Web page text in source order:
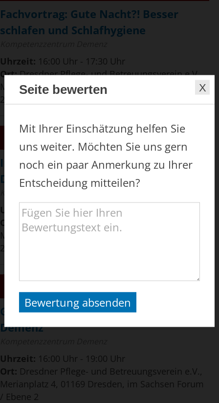
Fachvortrag: Gute Nacht?! Besser
schlafen und Schlafhygiene
Uhrzeit: 16:00 Uhr - 17:30 Uhr
Ort:Dresdner Pflege- und Betreuungsverein e.V.,
Merianplatz 4, 01169 Dresden, im Sachsen Forum,
2. Ebene
NOV2026
Informationsveranstaltung "Jung mit
Demenz"
Kompetenzzentrum Demenz
Uhrzeit:16:00 Uhr - 17:30 Uhr
Ort:
Dresdner Pflege- und Betreuungsverein e.V.,
Merianplatz 4, 01169 Dresden, im Sachsen Forum,
2. Ebene
DEZ2026
Grundschulung zum Krankheitsbild
Demenz
Uhrzeit: 16:00 Uhr - 19:00 Uhr
Ort: Dresdner Pflege- und Betreuungsverein e.V.,
Merianplatz 4, 01169 Dresden, im Sachsen Forum
/ Ebene 2
Seite bewerten
Mit Ihrer Einschätzung helfen Sie
uns weiter. Möchten Sie uns gern
noch ein paar Anmerkung zu Ihrer
Entscheidung mitteilen?
Bewertung absenden